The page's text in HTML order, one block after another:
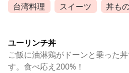
台湾料理 スイーツ 丼も
ユーリンチ丼
ご飯に油淋鶏がドーンと乗った
す。食べ応え200%！